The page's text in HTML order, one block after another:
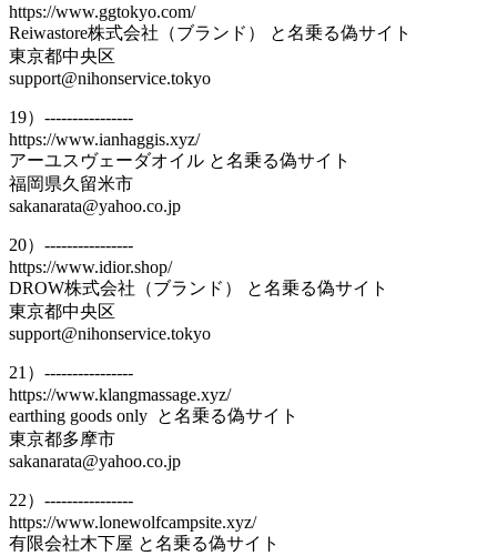
https://www.ggtokyo.com/
Reiwastore株式会社（ブランド） と名乗る偽サイト
東京都中央区
support@nihonservice.tokyo
19）----------------
https://www.ianhaggis.xyz/
アーユスヴェーダオイル と名乗る偽サイト
福岡県久留米市
sakanarata@yahoo.co.jp
20）----------------
https://www.idior.shop/
DROW株式会社（ブランド） と名乗る偽サイト
東京都中央区
support@nihonservice.tokyo
21）----------------
https://www.klangmassage.xyz/
earthing goods only と名乗る偽サイト
東京都多摩市
sakanarata@yahoo.co.jp
22）----------------
https://www.lonewolfcampsite.xyz/
有限会社木下屋 と名乗る偽サイト